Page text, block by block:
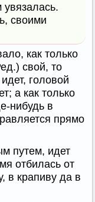
своими
как только
свой, то
головой
а как только
нибудь в
прямо
путем, идет
отбилась от
в крапиву да в